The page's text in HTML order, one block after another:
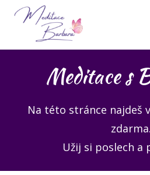
Meditace s
Na této stránce najdeš
zdarma.
Užij si poslech a